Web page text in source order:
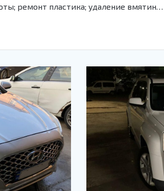
ремонт пластика; удаление вмятин…